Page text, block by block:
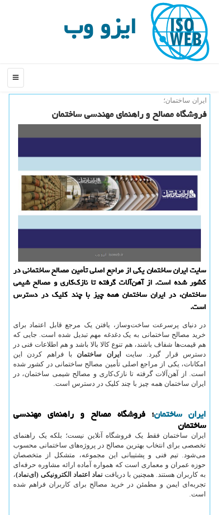
ایزو وب
منو
ایران ساختمان؛
فروشگاه مصالح و راهنمای مهندسی ساختمان
سایت ایران ساختمان یکی از مراجع اصلی تأمین مصالح ساختمانی در
کشور شده است. از آهن‌آلات گرفته تا نازک‌کاری و مصالح شیمی
ساختمان، در ایران ساختمان همه چیز با چند کلیک در دسترس
است.
در دنیای پرسرعت ساخت‌وساز، یافتن یک مرجع قابل اعتماد برای
خرید مصالح ساختمانی به یک دغدغه مهم تبدیل شده است. جایی که
هم قیمت‌ها شفاف باشند، هم تنوع کالا بالا باشد و هم اطلاعات فنی در
دسترس قرار گیرد. سایت
ایران ساختمان با فراهم کردن این
امکانات، یکی از مراجع اصلی تأمین مصالح ساختمانی در کشور شده
است. از آهن‌آلات گرفته تا نازک‌کاری و مصالح شیمی ساختمان، در
ایران ساختمان همه چیز با چند کلیک در دسترس است.
ایران ساختمان؛ فروشگاه مصالح و راهنمای مهندسی
ساختمان
ایران ساختمان فقط یک فروشگاه آنلاین نیست؛ بلکه یک راهنمای
تخصصی برای انتخاب بهترین مصالح در پروژه‌های ساختمانی محسوب
می‌شود. تیم فنی و پشتیبانی این مجموعه، متشکل از متخصصان
حوزه عمران و معماری است که همواره آماده ارائه مشاوره حرفه‌ای
به کاربران هستند. همچنین با دریافت نماد اعتماد الکترونیکی (ای‌نماد)،
تجربه‌ای ایمن و مطمئن در خرید مصالح برای کاربران فراهم شده
است.